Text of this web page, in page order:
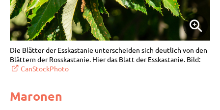
Die Blätter der Esskastanie unterscheiden sich deutlich von den
Blättern der Rosskastanie. Hier das Blatt der Esskastanie. Bild:
CanStockPhoto
Maronen